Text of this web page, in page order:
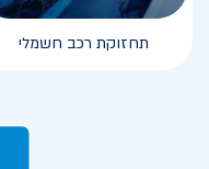
תחזוקת רכב חשמלי